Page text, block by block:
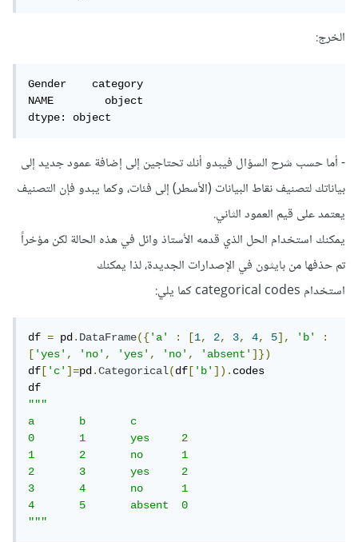
الخرج:
Gender    category
NAME        object
dtype: object
- أما حسب شرح السؤال فيبدو أنك تحتاجين إلى إضافة عمود جديد إلى
بياناتك لتصنيف نقاط البيانات (الأسطر) إلى فئات، وكما يبدو فإن التصنيف
يعتمد على قيم العمود الثاني.
يمكنك استخدام الحل الذي قدمه الأستاذ وائل في هذه الحالة لكن مؤخراً
تم حذفها من بايثون في الإصدارات الجديدة، لذا يمكنك
استخدام categorical codes كما يلي:
df = pd.DataFrame({'a' : [1, 2, 3, 4, 5], 'b'
:
['yes', 'no', 'yes', 'no', 'absent']})
df ['c']=pd.Categorical(df ['b']).codes
"""
a 	b 	c
0 	1 	yes 	2
1 	2 	no 	1
2 	3 	yes 	2
3 	4 	no 	1
4 	5 	absent 	0
"""